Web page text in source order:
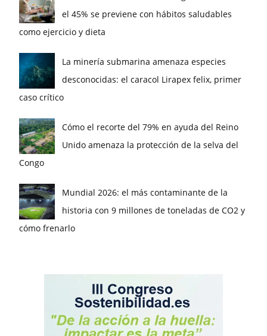
el 45% se previene con hábitos saludables
como ejercicio y dieta
La minería submarina amenaza especies
desconocidas: el caracol Lirapex felix, primer
caso crítico
Cómo el recorte del 79% en ayuda del Reino
Unido amenaza la protección de la selva del
Congo
Mundial 2026: el más contaminante de la
historia con 9 millones de toneladas de CO2 y
cómo frenarlo